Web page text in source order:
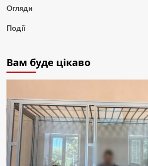
Огляди
Події
Вам буде цікаво